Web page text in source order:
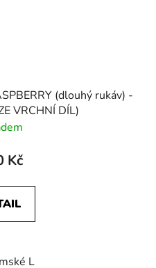
(dlouhý rukáv) -
VRCHNÍ DÍL)
Kč
L